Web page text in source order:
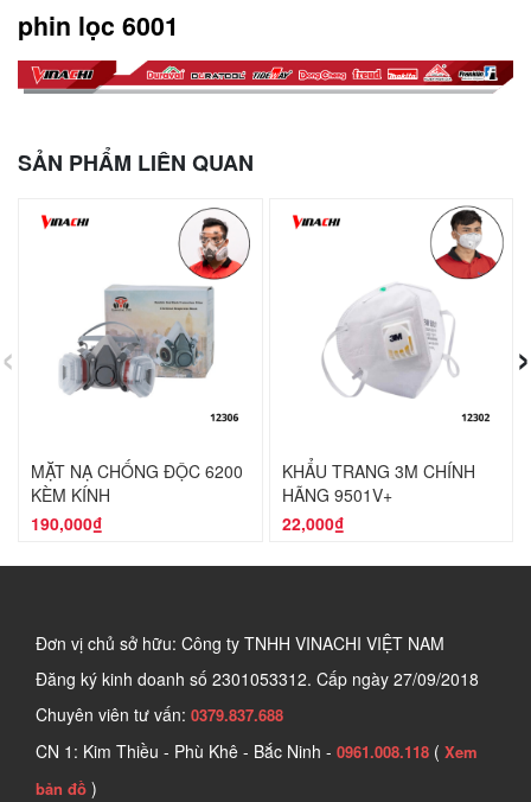
phin lọc 6001
SẢN PHẨM LIÊN QUAN
MẶT NẠ CHỐNG ĐỘC 6200
KÈM KÍNH
190,000₫
KHẨU TRANG 3M CHÍNH
HÃNG 9501V+
22,000₫
‹ ›
Đơn vị chủ sở hữu: Công ty TNHH VINACHI VIỆT NAM
Đăng ký kinh doanh số 2301053312. Cấp ngày 27/09/2018
Chuyên viên tư vấn: 0379.837.688
CN 1: Kim Thiều - Phù Khê - Bắc Ninh - 0961.008.118 ( Xem
bản đồ )